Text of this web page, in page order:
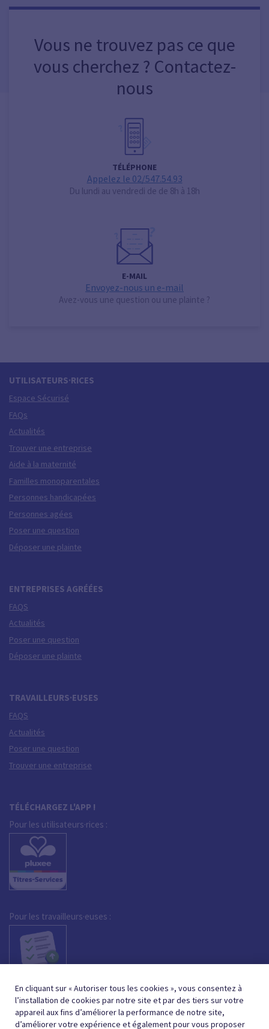
Vous ne trouvez pas ce que
vous cherchez ? Contactez-
nous
TÉLÉPHONE
Appelez le 02/547.54.93
Du lundi au vendredi de de 8h à 18h
E-MAIL
Envoyez-nous un e-mail
Avez-vous une question ou une plainte ?
UTILISATEURS·RICES
Espace Sécurisé
FAQs
Actualités
Trouver une entreprise
Aide à la maternité
Familles monoparentales
Personnes handicapées
Personnes agées
Poser une question
Déposer une plainte
ENTREPRISES AGRÉÉES
FAQS
Actualités
Poser une question
Déposer une plainte
TRAVAILLEURS·EUSES
FAQS
Actualités
Poser une question
Trouver une entreprise
TÉLÉCHARGEZ L'APP !
Pour les utilisateurs·rices :
Pour les travailleurs·euses :
En cliquant sur « Autoriser tous les cookies », vous consentez à
l’installation de cookies par notre site et par des tiers sur votre
appareil aux fins d’améliorer la performance de notre site,
d’améliorer votre expérience et également pour vous proposer